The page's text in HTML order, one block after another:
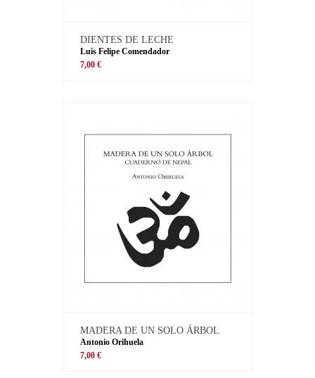
DIENTES DE LECHE
Luis Felipe Comendador
7,00 €
MADERA DE UN SOLO ÁRBOL
Antonio Orihuela
7,00 €